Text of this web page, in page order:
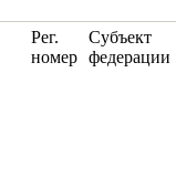
Рег.
номер
Субъект
федерации